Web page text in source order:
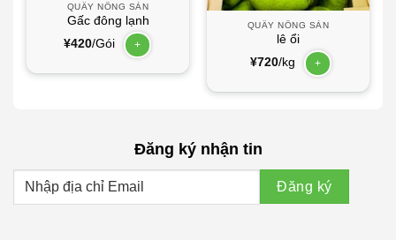
QUẦY NÔNG SẢN
Gấc đông lạnh
¥420/Gói +
QUẦY NÔNG SẢN
lê ổi
¥720/kg +
Đăng ký nhận tin